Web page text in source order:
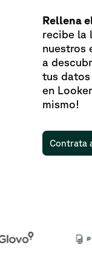
Rellena
recibe la
nuestros
a
tus
en
mismo!
Contrata